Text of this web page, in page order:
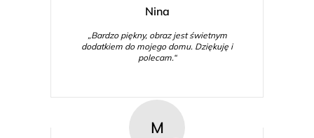
Nina
„Bardzo piękny, obraz jest świetnym
dodatkiem do mojego domu. Dziękuję i
polecam.“
M